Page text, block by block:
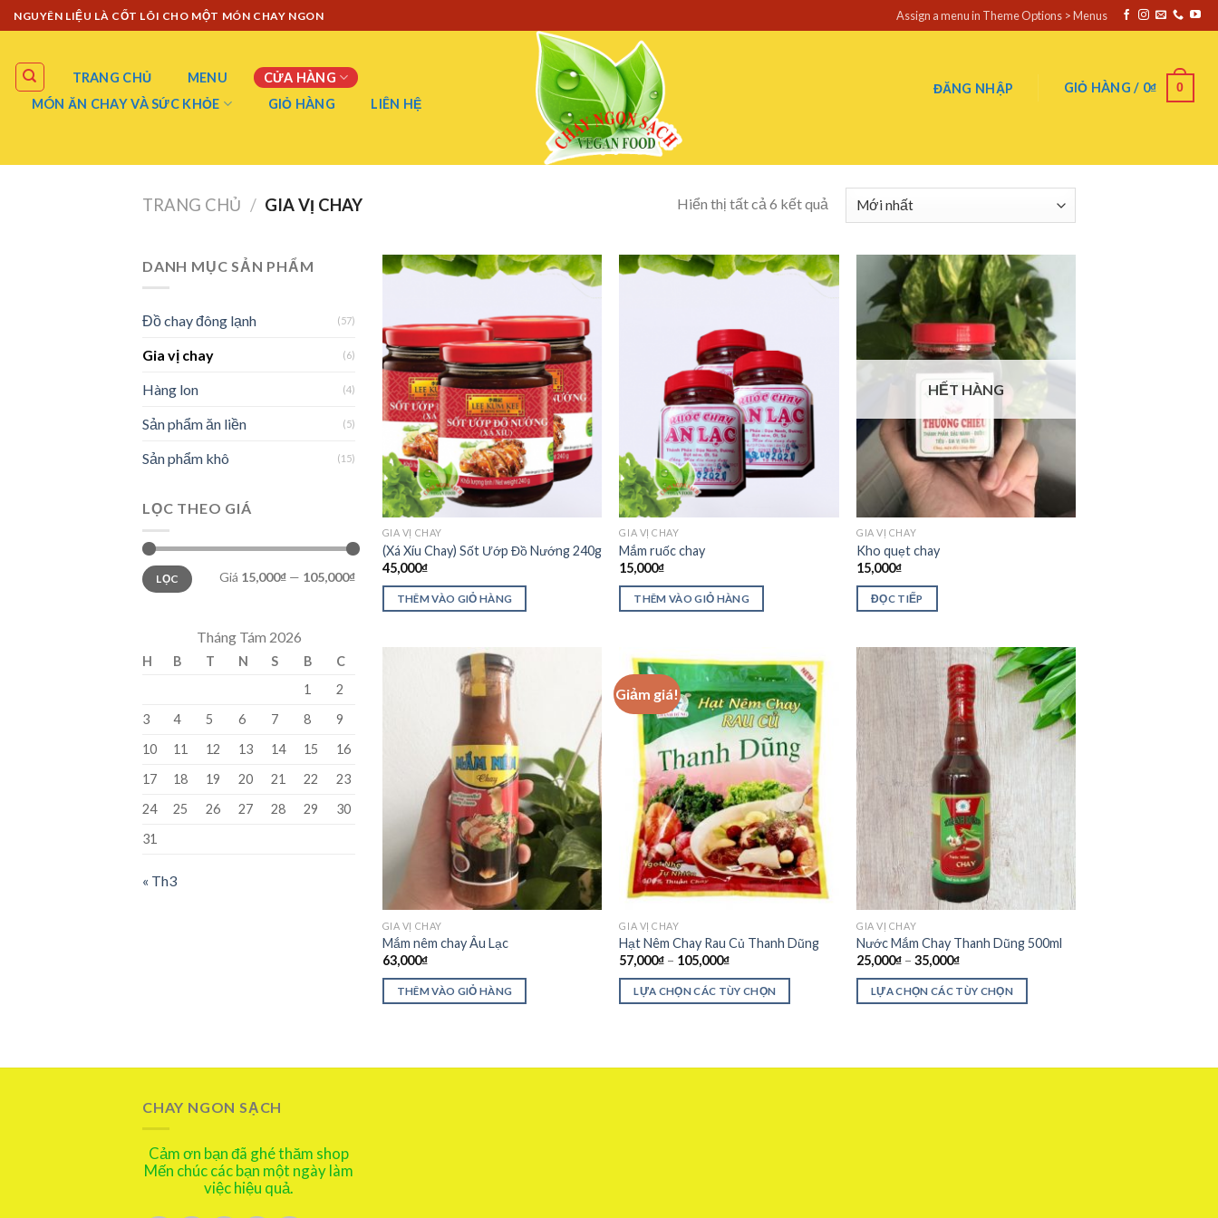
Skip
to
NGUYÊN LIỆU LÀ CỐT LÕI CHO MỘT MÓN CHAY NGON Assign a menu in Theme Options > Menus
TRANG CHỦ MENU
CỬA HÀNG
MÓN ĂN CHAY VÀ SỨC KHỎE
GIỎ HÀNG LIÊN HỆ
ĐĂNG NHẬP GIỎ HÀNG / 0₫ 0
TRANG CHỦ / GIA VỊ CHAY Hiển thị tất cả 6 kết quả
DANH MỤC SẢN PHẨM
Đồ chay đông lạnh (57)
Gia vị chay (6)
Hàng lon (4)
Sản phẩm ăn liền (5)
Sản phẩm khô (15)
LỌC THEO GIÁ
LỌC Giá 15,000₫ — 105,000₫
Tháng Tám 2026
H B T N S B
C
1
2
3
4 5 6 7 8
9
10
11 12 13 14 15
16
17
18 19 20 21 22
23
24
25 26 27 28 29
30
31
« Th3
GIA VỊ CHAY
(Xá Xíu Chay) Sốt Ướp Đồ Nướng 240g
45,000₫
THÊM VÀO GIỎ HÀNG
GIA VỊ CHAY
Mắm ruốc chay
15,000₫
THÊM VÀO GIỎ HÀNG
HẾT HÀNG
GIA VỊ CHAY
Kho quẹt chay
15,000₫
ĐỌC TIẾP
GIA VỊ CHAY
Mắm nêm chay Âu Lạc
63,000₫
THÊM VÀO GIỎ HÀNG
Giảm giá!
GIA VỊ CHAY
Hạt Nêm Chay Rau Củ Thanh Dũng
57,000₫ – 105,000₫
LỰA CHỌN CÁC TÙY CHỌN
GIA VỊ CHAY
Nước Mắm Chay Thanh Dũng 500ml
25,000₫ –35,000₫
LỰA CHỌN CÁC TÙY CHỌN
CHAY NGON SẠCH
Cảm ơn bạn đã ghé thăm shop
Mến chúc các bạn một ngày làm
việc hiệu quả.